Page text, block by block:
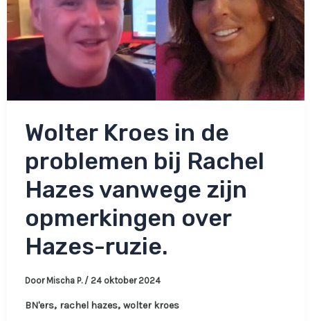
Wolter Kroes in de
problemen bij Rachel
Hazes vanwege zijn
opmerkingen over
Hazes-ruzie.
Door Mischa P. / 24 oktober 2024
BN'ers, rachel hazes, wolter kroes